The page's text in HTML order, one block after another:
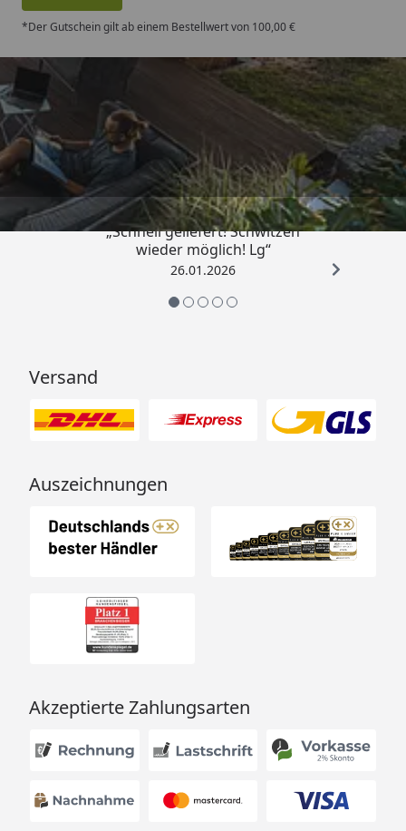
*Der Gutschein gilt ab einem Bestellwert von 100,00 €
Trusted Shops
„Schnell geliefert! Schwitzen
wieder möglich! Lg“
26.01.2026
Versand
Auszeichnungen
Akzeptierte Zahlungsarten